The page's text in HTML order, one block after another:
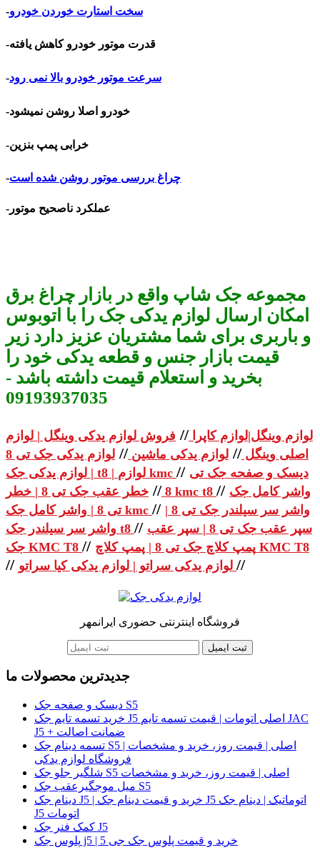
-سخت استارت خوردن خودرو
-قدرت موتور خودرو کاهش یافته
-سرعت موتور خودرو بالا نمی رود
-خودرو اصلا روشن نمیشود
-خرابی پمپ بنزین
-چراغ بررسی موتور روشن شده است
-عملکرد ناصحیح موتور
مجموعه جک شاپ واقع در بازار چراغ برق
امکان ارسال لوازم یدکی جک را با اتوبوس
و باربری برای شما مشتریان عزیز دارد زیر
قیمت بازار جنس و قطعه یدکی خود را
بخرید و استعلام قیمت داشته باشد -
09193937035
لوازم وینگل|لوازم کاپرا // فروش لوازم یدکی وینگل | لوازم
اصلی وینگل // لوازم یدکی ماشین //
لوازم یدکی جک تی 8
| لوازم یدکی جک t8 | لوازم kmc // دیسک و صفحه جک تی
8
// خطر عقب جک تی 8 | خطر kmc t8 // واشر کامل جک
تی 8 | واشر کامل جک kmc // واشر سر سیلندر جک تی 8 |
واشر سر سیلندر جک t8 // سپر عقب جک تی 8 | سپر عقب
جک KMC T8 // پمپ کلاچ جک تی 8 | پمپ کلاچ KMC T8
// //
فروشگاه اینترنتی حضوری ایرانمهر
ثبت ایمیل
جدیدترین محصولات ما
دیسک و صفحه جک S5
خرید تسمه تایم جک J5 اصلی اتومات | قیمت تسمه تایم JAC
J5 + ضمانت اصالت
تسمه دینام جک S5 اصلی | قیمت روز، خرید و مشخصات |
فروشگاه لوازم یدکی
شلگیر جلو جک S5 اصلی | قیمت روز، خرید و مشخصات
میل موجگیرعقب جک S5
دینام جک J5 | خرید و قیمت دینام جک J5 اتوماتیک | دینام جک
J5 اتومات
کمک فنر جک J5
پلوس جک j5 | خرید و قیمت پلوس جک جی 5